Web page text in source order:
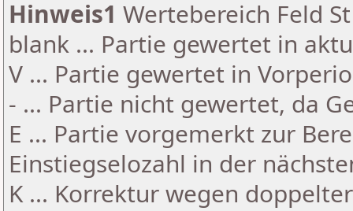
Hinweis1 Wertebereich Feld
blank ... Partie gewertet in
V ... Partie gewertet in
- ... Partie nicht gewertet, da
E ... Partie vorgemerkt zur
Einstiegselozahl in der
K ... Korrektur wegen